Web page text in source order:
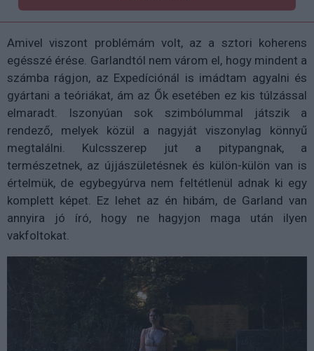
Amivel viszont problémám volt, az a sztori koherens
egésszé érése. Garlandtól nem várom el, hogy mindent a
számba rágjon, az Expedíciónál is imádtam agyalni és
gyártani a teóriákat, ám az Ők esetében ez kis túlzással
elmaradt. Iszonyúan sok szimbólummal játszik a
rendező, melyek közül a nagyját viszonylag könnyű
megtalálni. Kulcsszerep jut a pitypangnak, a
természetnek, az újjászületésnek és külön-külön van is
értelmük, de egybegyúrva nem feltétlenül adnak ki egy
komplett képet. Ez lehet az én hibám, de Garland van
annyira jó író, hogy ne hagyjon maga után ilyen
vakfoltokat.